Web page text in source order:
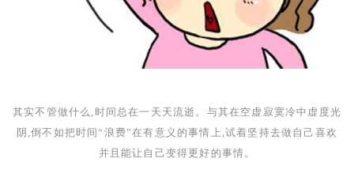
其实不管做什么,时间总在一天天流逝。与其在空虚寂寞冷中虚度光
阴,倒不如把时间“浪费”在有意义的事情上,试着坚持去做自己喜欢
并且能让自己变得更好的事情。